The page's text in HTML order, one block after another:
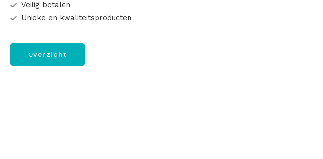
Veilig betalen
Unieke en kwaliteitsproducten
Overzicht